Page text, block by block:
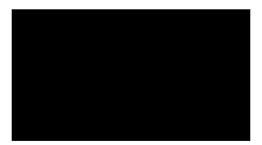
適職診断 就活チャンネル